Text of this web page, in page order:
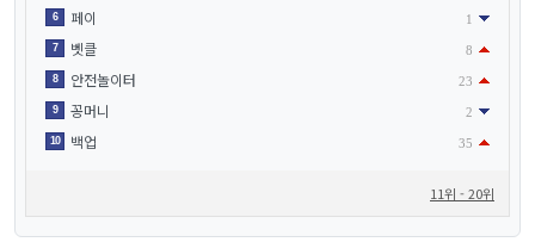
6 페이 1
7 벳클 8
8 안전놀이터 23
9 꽁머니 2
10 백업 35
11위 - 20위